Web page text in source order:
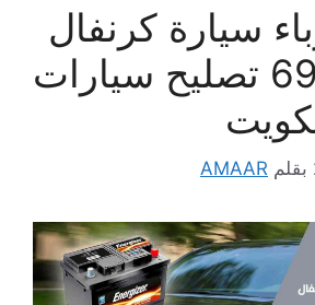
سيارة كرنفال
69622745 تصليح سيارات
بقلم AMAAR